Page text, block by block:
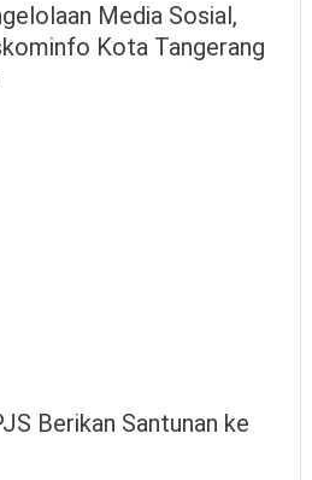
Media Sosial,
Kota Tangerang
Berikan Santunan ke